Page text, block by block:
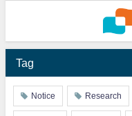
Tag
Notice Research